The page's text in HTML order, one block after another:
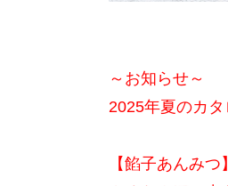
～お知らせ～
2025年夏のカ
【餡子あんみつ】